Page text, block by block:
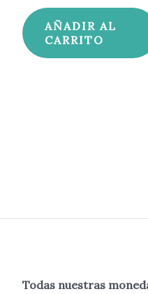
AÑADIR AL
CARRITO
Todas nuestras